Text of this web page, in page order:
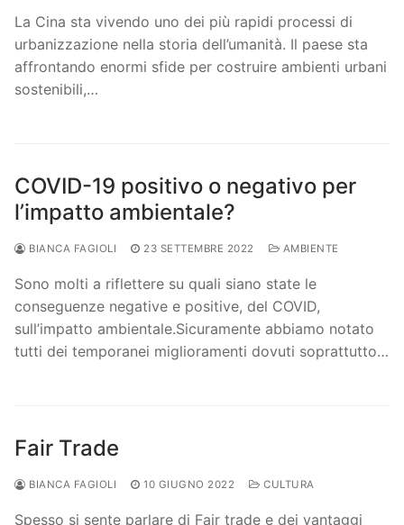
La Cina sta vivendo uno dei più rapidi processi di
urbanizzazione nella storia dell’umanità. Il paese sta
affrontando enormi sfide per costruire ambienti urbani
sostenibili,…
COVID-19 positivo o negativo per
l’impatto ambientale?
BIANCA FAGIOLI 23 SETTEMBRE 2022 AMBIENTE
Sono molti a riflettere su quali siano state le
conseguenze negative e positive, del COVID,
sull’impatto ambientale.Sicuramente abbiamo notato
tutti dei temporanei miglioramenti dovuti soprattutto…
Fair Trade
BIANCA FAGIOLI 10 GIUGNO 2022 CULTURA
Spesso si sente parlare di Fair trade e dei vantaggi